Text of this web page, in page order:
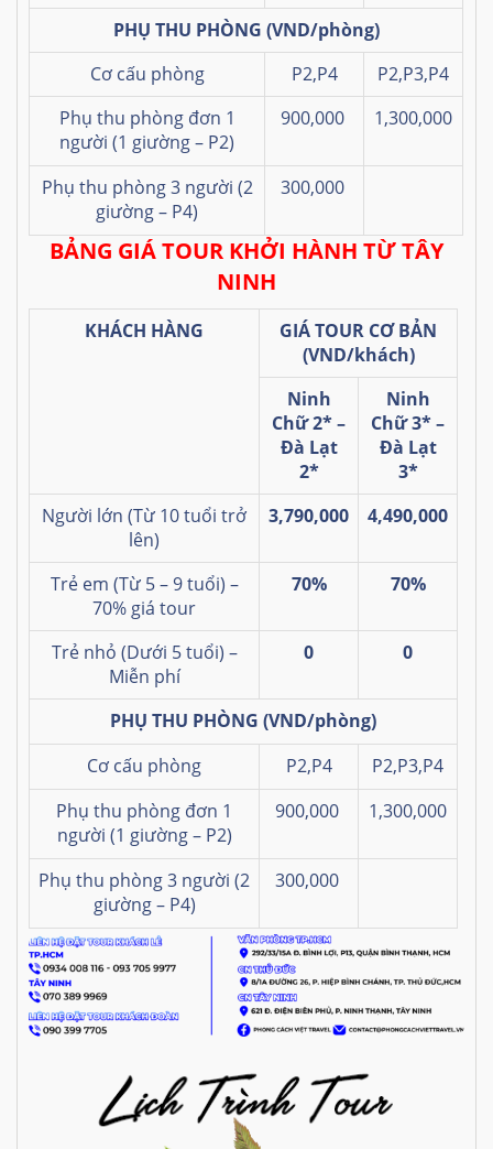
PHỤ THU PHÒNG (VND/phòng)
Cơ cấu phòng
P2,P4
P2,P3,P4
Phụ thu phòng đơn 1
người (1 giường – P2)
900,000 1,300,000
Phụ thu phòng 3 người (2
giường – P4)
300,000
BẢNG GIÁ TOUR KHỞI HÀNH TỪ TÂY
NINH
KHÁCH HÀNG
GIÁ TOUR CƠ BẢN
(VND/khách)
Ninh
Chữ 2* –
Đà Lạt
2*
Ninh
Chữ 3* –
Đà Lạt
3*
Người lớn (Từ 10 tuổi trở
lên)
3,790,000 4,490,000
Trẻ em (Từ 5 – 9 tuổi) –
70% giá tour
70% 70%
Trẻ nhỏ (Dưới 5 tuổi) –
Miễn phí
0 0
PHỤ THU PHÒNG (VND/phòng)
Cơ cấu phòng
P2,P4
P2,P3,P4
Phụ thu phòng đơn 1
người (1 giường – P2)
900,000 1,300,000
Phụ thu phòng 3 người (2
giường – P4)
300,000